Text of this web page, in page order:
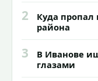
2
Куда
района
3
В Иванове
глазами